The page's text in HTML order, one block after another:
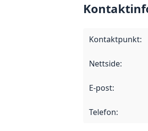
Kontaktpunkt:
Nettside:
E-post:
Telefon: